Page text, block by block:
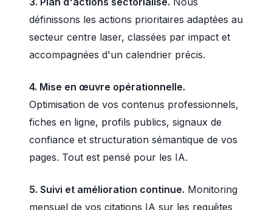
définissons les actions prioritaires adaptées au
secteur centre laser, classées par impact et
accompagnées d'un calendrier précis.
4. Mise en œuvre opérationnelle.
Optimisation de vos contenus professionnels,
fiches en ligne, profils publics, signaux de
confiance et structuration sémantique de vos
pages. Tout est pensé pour les IA.
5. Suivi et amélioration continue. Monitoring
mensuel de vos citations IA sur les requêtes